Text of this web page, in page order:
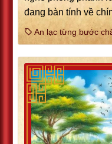
đang bàn tính về
An lạc từng bước